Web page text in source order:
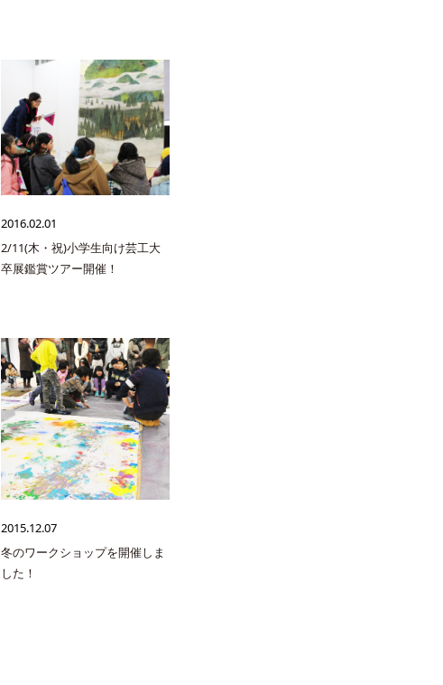
2016.02.01
2/11(木・祝)小学生向け芸工大
卒展鑑賞ツアー開催！
2015.12.07
冬のワークショップを開催しま
した！